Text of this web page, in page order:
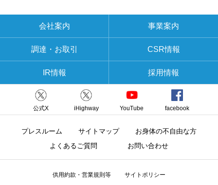
会社案内 事業案内
調達・お取引 CSR情報
IR情報 採用情報
公式X iHighway YouTube facebook
プレスルーム サイトマップ
お身体の不自由な方
よくあるご質問
お問い合わせ
供用約款・営業規則等 サイトポリシー